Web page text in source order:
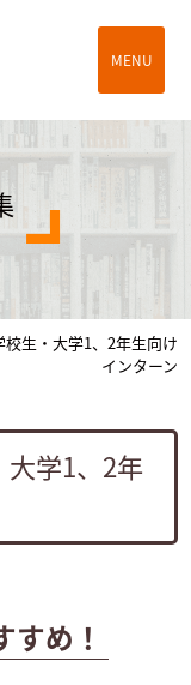
MENU
生・大学1、2年生向け
インターン
学1、2年
すめ！